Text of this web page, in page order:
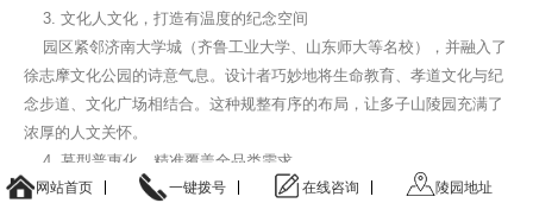
3. 文化人文化，打造有温度的纪念空间
园区紧邻济南大学城（齐鲁工业大学、山东师大等名校），并融入了
徐志摩文化公园的诗意气息。设计者巧妙地将生命教育、孝道文化与纪
念步道、文化广场相结合。这种规整有序的布局，让多子山陵园充满了
浓厚的人文关怀。
4. 墓型普惠化，精准覆盖全品类需求
园区坚决响应“绿色殡葬”号召，主打高性价比的生态节地墓位。墓型
网站首页 一键拨号 在线咨询 陵园地址